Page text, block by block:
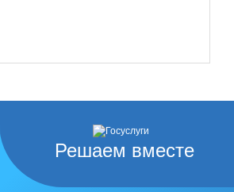
Решаем вместе